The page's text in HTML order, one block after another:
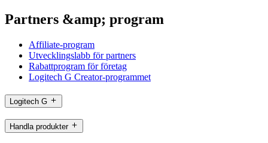
Partners &amp; program
Affiliate-program
Utvecklingslabb för partners
Rabattprogram för företag
Logitech G Creator-programmet
Logitech G
Handla produkter